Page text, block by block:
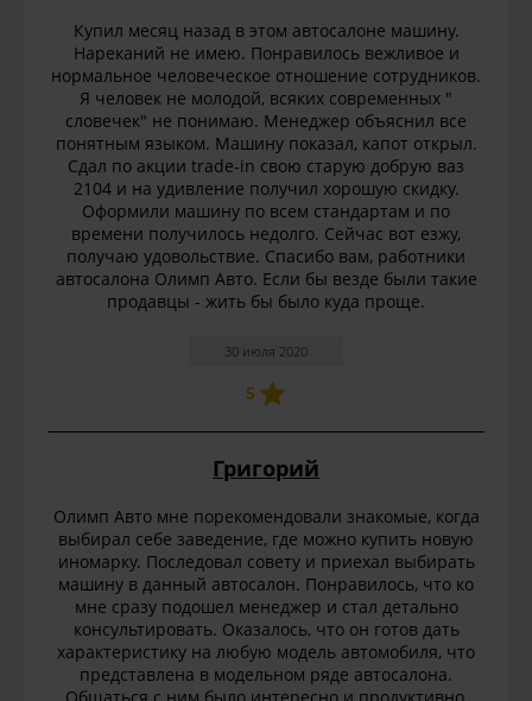
Купил месяц назад в этом автосалоне машину.
Нареканий не имею. Понравилось вежливое и
нормальное человеческое отношение сотрудников.
Я человек не молодой, всяких современных "
словечек" не понимаю. Менеджер объяснил все
понятным языком. Машину показал, капот открыл.
Сдал по акции trade-in свою старую добрую ваз
2104 и на удивление получил хорошую скидку.
Оформили машину по всем стандартам и по
времени получилось недолго. Сейчас вот езжу,
получаю удовольствие. Спасибо вам, работники
автосалона Олимп Авто. Если бы везде были такие
продавцы - жить бы было куда проще.
30 июля 2020
5
Григорий
Олимп Авто мне порекомендовали знакомые, когда
выбирал себе заведение, где можно купить новую
иномарку. Последовал совету и приехал выбирать
машину в данный автосалон. Понравилось, что ко
мне сразу подошел менеджер и стал детально
консультировать. Оказалось, что он готов дать
характеристику на любую модель автомобиля, что
представлена в модельном ряде автосалона.